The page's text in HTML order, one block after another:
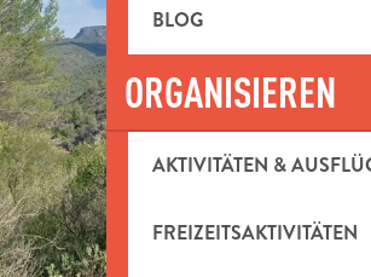
BLOG
ORGANISIEREN
AKTIVITÄTEN &
FREIZEITSAKTIVITÄTEN